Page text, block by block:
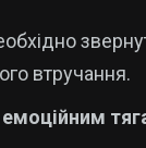
втручання.
емоційним